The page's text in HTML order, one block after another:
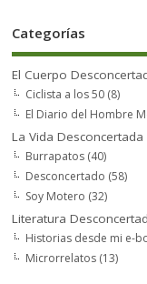
Categorías
El Cuerpo
Ciclista a los 50 (8)
El Diario del Hombre
La Vida Desconcertada
Burrapatos (40)
Desconcertado (58)
Soy Motero (32)
Literatura
Historias desde mi e-
Microrrelatos (13)